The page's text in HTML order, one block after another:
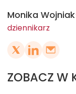
Monika
dziennikarz
ZOBACZ W